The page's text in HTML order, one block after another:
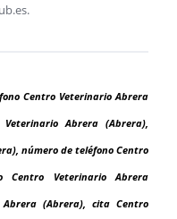
Centro Veterinario Abrera
Veterinario Abrera (Abrera),
número de teléfono Centro
Centro Veterinario Abrera
(Abrera), cita Centro